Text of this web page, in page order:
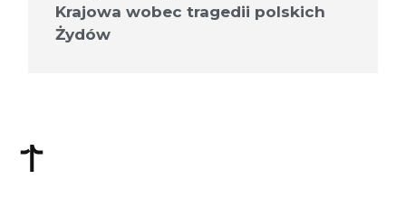
Krajowa wobec tragedii polskich
Żydów